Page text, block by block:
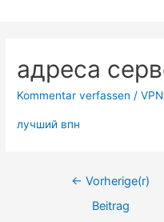
адреса
Kommentar verfassen /
лучший впн
Beitrags-
← Vorherige(r)
Beitrag